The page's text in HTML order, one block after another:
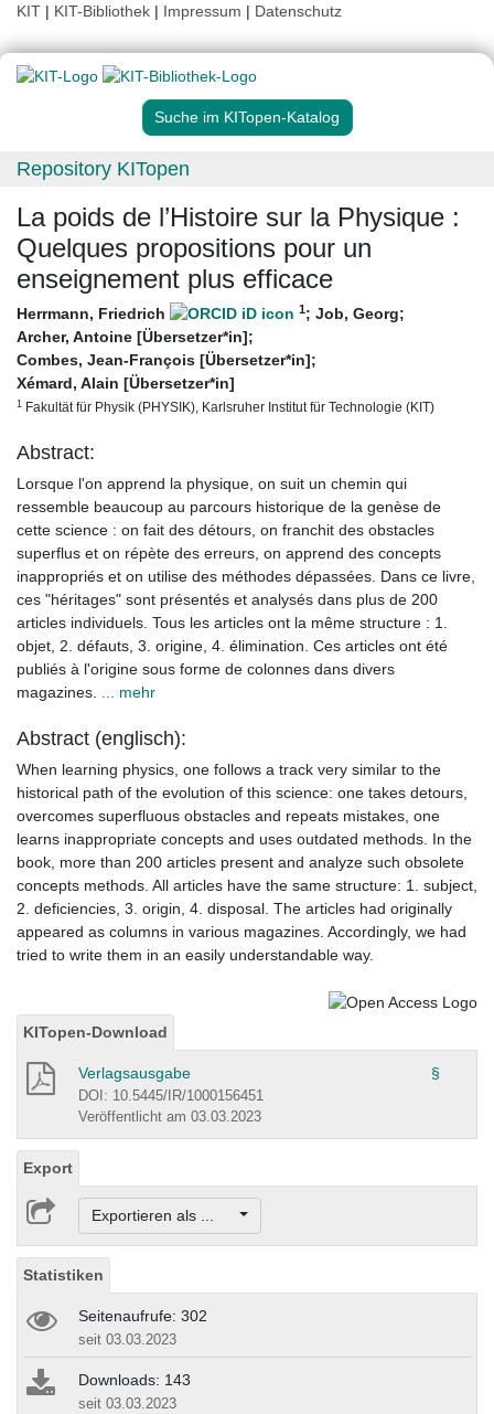
KIT | KIT-Bibliothek | Impressum | Datenschutz
Suche im KITopen-Katalog
Repository KITopen
La poids de l’Histoire sur la Physique :
Quelques propositions pour un
enseignement plus efficace
Herrmann, Friedrich 1; Job, Georg;
Archer, Antoine [Übersetzer*in];
Combes, Jean-François [Übersetzer*in];
Xémard, Alain [Übersetzer*in]
1 Fakultät für Physik (PHYSIK), Karlsruher Institut für Technologie (KIT)
Abstract:
Lorsque l'on apprend la physique, on suit un chemin qui
ressemble beaucoup au parcours historique de la genèse de
cette science : on fait des détours, on franchit des obstacles
superflus et on répète des erreurs, on apprend des concepts
inappropriés et on utilise des méthodes dépassées. Dans ce livre,
ces "héritages" sont présentés et analysés dans plus de 200
articles individuels. Tous les articles ont la même structure : 1.
objet, 2. défauts, 3. origine, 4. élimination. Ces articles ont été
publiés à l'origine sous forme de colonnes dans divers
magazines.
... mehr
Abstract (englisch):
When learning physics, one follows a track very similar to the
historical path of the evolution of this science: one takes detours,
overcomes superfluous obstacles and repeats mistakes, one
learns inappropriate concepts and uses outdated methods. In the
book, more than 200 articles present and analyze such obsolete
concepts methods. All articles have the same structure: 1. subject,
2. deficiencies, 3. origin, 4. disposal. The articles had originally
appeared as columns in various magazines. Accordingly, we had
tried to write them in an easily understandable way.
KITopen-Download
Verlagsausgabe §
DOI: 10.5445/IR/1000156451
Veröffentlicht am 03.03.2023
Export
Exportieren als ...
Statistiken
Seitenaufrufe: 302
seit 03.03.2023
Downloads: 143
seit 03.03.2023